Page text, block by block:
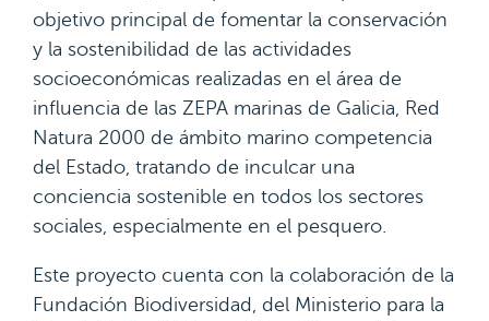
objetivo principal de fomentar la conservación
y la sostenibilidad de las actividades
socioeconómicas realizadas en el área de
influencia de las ZEPA marinas de Galicia, Red
Natura 2000 de ámbito marino competencia
del Estado, tratando de inculcar una
conciencia sostenible en todos los sectores
sociales, especialmente en el pesquero.
Este proyecto cuenta con la colaboración de la
Fundación Biodiversidad, del Ministerio para la